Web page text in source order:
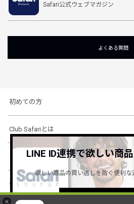
×
Safari公式ウェブマガジン
よくある質問
初めての方
Club Safariとは
ショッピングガイド
会社概要・規約
LINE ID連携で欲しい商
欲しい商品の買い逃しを防ぐ便利な
詳しくはこち